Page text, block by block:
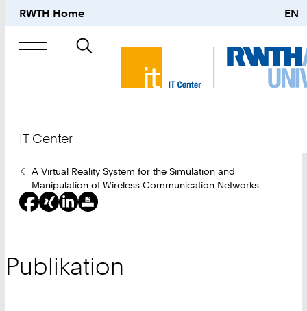
RWTH Home EN
Suche
nach
IT Center
Sie
sind
hier:
A Virtual Reality System for the Simulation and
Manipulation of Wireless Communication Networks
Publikation